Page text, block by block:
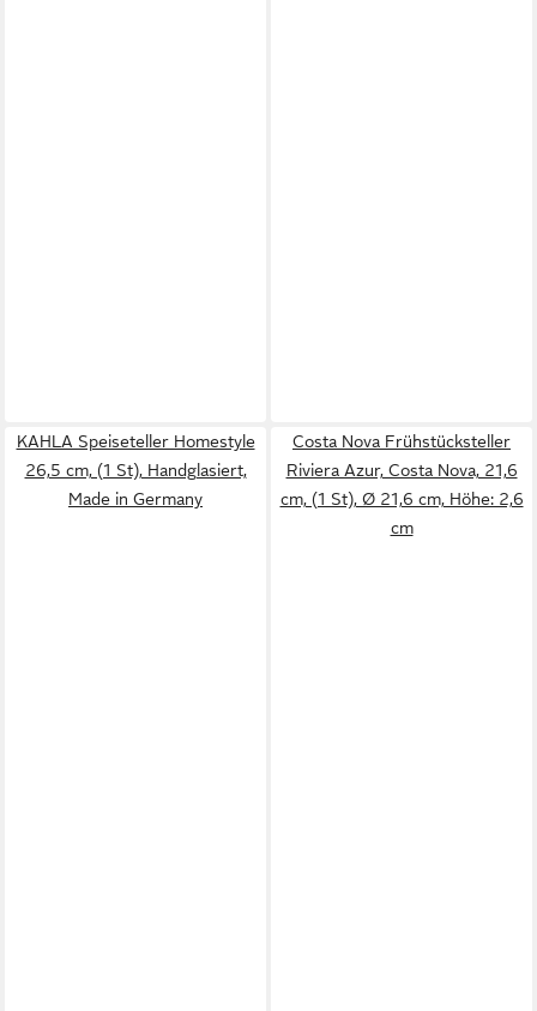
KAHLA Speiseteller Homestyle
26,5 cm, (1 St), Handglasiert,
Made in Germany
Costa Nova Frühstücksteller
Riviera Azur, Costa Nova, 21,6
cm, (1 St), Ø 21,6 cm, Höhe: 2,6
cm